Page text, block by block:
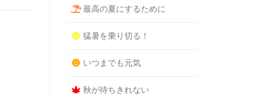
最高の夏にするために
猛暑を乗り切る！
いつまでも元気
秋が待ちきれない